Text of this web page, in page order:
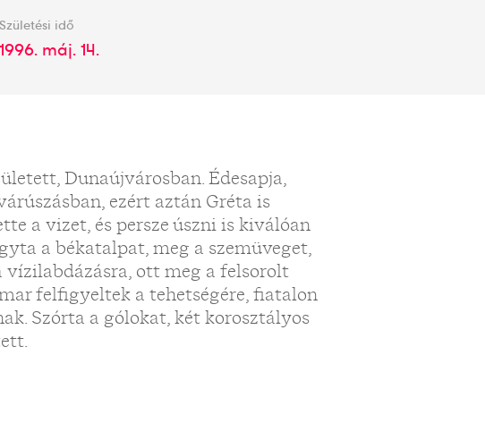
Születési idő
1996. máj. 14.
Dunaújvárosban. Édesapja,
ezért aztán Gréta is
a vizet, és persze úszni is kiválóan
a békatalpat, meg a szemüveget,
ott meg a felsorolt
felfigyeltek a tehetségére, fiatalon
Szórta a gólokat, két korosztályos